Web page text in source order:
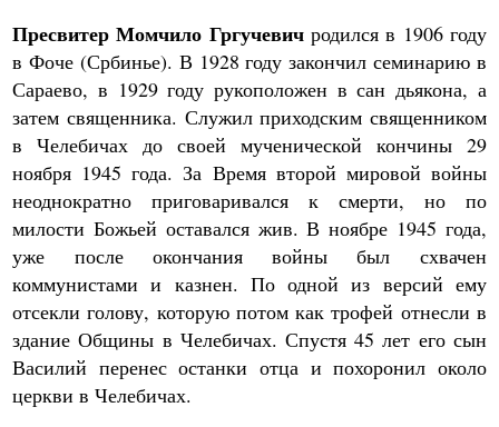
Пресвитер Момчило Гргучевичродился в 1906 году
в Фоче (Србинье). В 1928 году закончил семинарию в
Сараево, в 1929 году рукоположен в сан дьякона, а
затем священника. Служил приходским священником
в Челебичах до своей мученической кончины 29
ноября 1945 года. За Время второй мировой войны
неоднократно приговаривался к смерти, но по
милости Божьей оставался жив. В ноябре 1945 года,
уже после окончания войны был схвачен
коммунистами и казнен. По одной из версий ему
отсекли голову, которую потом как трофей отнесли в
здание Общины в Челебичах. Спустя 45 лет его сын
Василий перенес останки отца и похоронил около
церкви в Челебичах.